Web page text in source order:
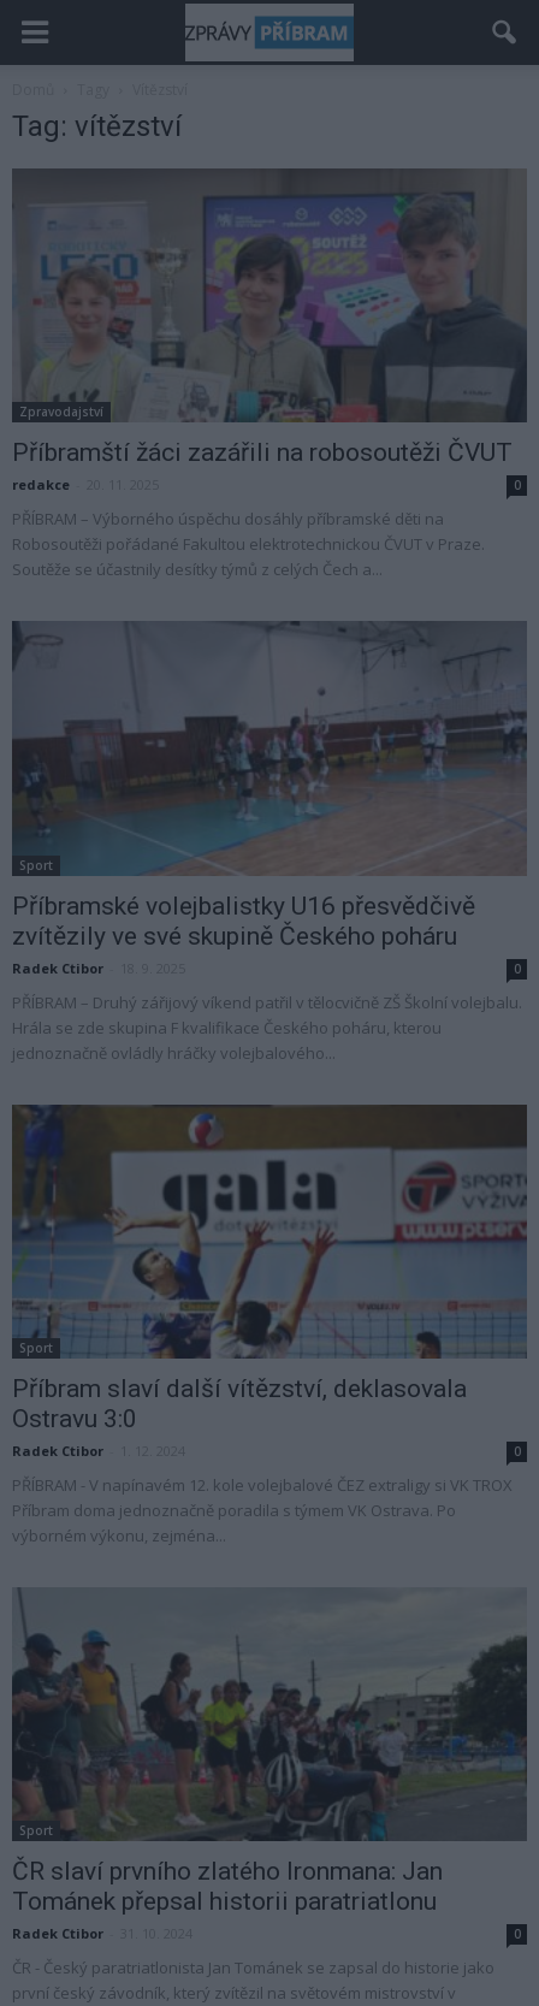
Tag: vítězství
Zpravodajství
Příbramští žáci zazářili na robosoutěži ČVUT
redakce 0
PŘÍBRAM – Výborného úspěchu dosáhly příbramské děti na
Robosoutěži pořádané Fakultou elektrotechnickou ČVUT v Praze.
Soutěže se účastnily desítky týmů z celých Čech a...
Sport
Příbramské volejbalistky U16 přesvědčivě
zvítězily ve své skupině Českého poháru
Radek Ctibor 0
PŘÍBRAM – Druhý zářijový víkend patřil v tělocvičně ZŠ Školní volejbalu.
Hrála se zde skupina F kvalifikace Českého poháru, kterou
jednoznačně ovládly hráčky volejbalového...
Sport
Příbram slaví další vítězství, deklasovala
Ostravu 3:0
Radek Ctibor 0
PŘÍBRAM - V napínavém 12. kole volejbalové ČEZ extraligy si VK TROX
Příbram doma jednoznačně poradila s týmem VK Ostrava. Po
výborném výkonu, zejména...
Sport
ČR slaví prvního zlatého Ironmana: Jan
Tománek přepsal historii paratriatlonu
Radek Ctibor 0
ČR - Český paratriatlonista Jan Tománek se zapsal do historie jako
první český závodník, který zvítězil na světovém mistrovství v